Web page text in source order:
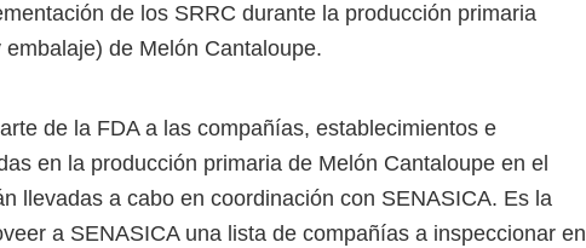
de los SRRC durante la producción primaria
de Melón Cantaloupe.
de la FDA a las compañías, establecimientos e
en la producción primaria de Melón Cantaloupe en el
llevadas a cabo en coordinación con SENASICA. Es la
a SENASICA una lista de compañías a inspeccionar en